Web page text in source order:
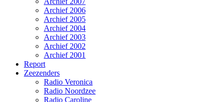
Archief 2006
Archief 2005
Archief 2004
Archief 2003
Archief 2002
Archief 2001
Report
Zeezenders
Radio Veronica
Radio Noordzee
Radio Caroline